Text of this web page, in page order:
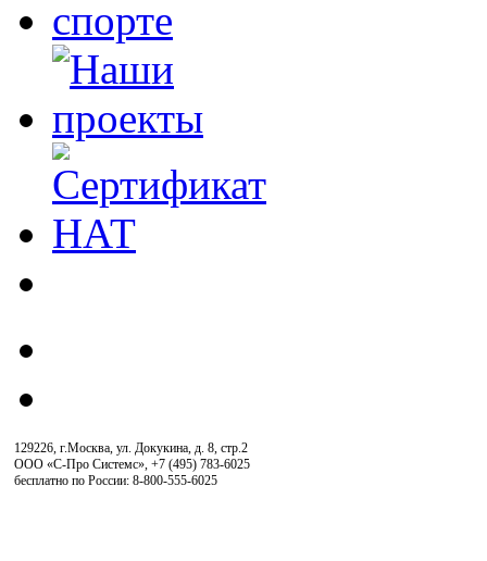
129226, г.Москва, ул. Докукина, д. 8, стр.2
ООО «С-Про Системс», +7 (495) 783-6025
бесплатно по России: 8-800-555-6025